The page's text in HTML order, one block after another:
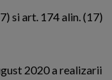
si art. 174 alin. (17)
2020 a realizarii